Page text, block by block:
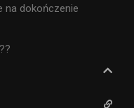
na dokończenie